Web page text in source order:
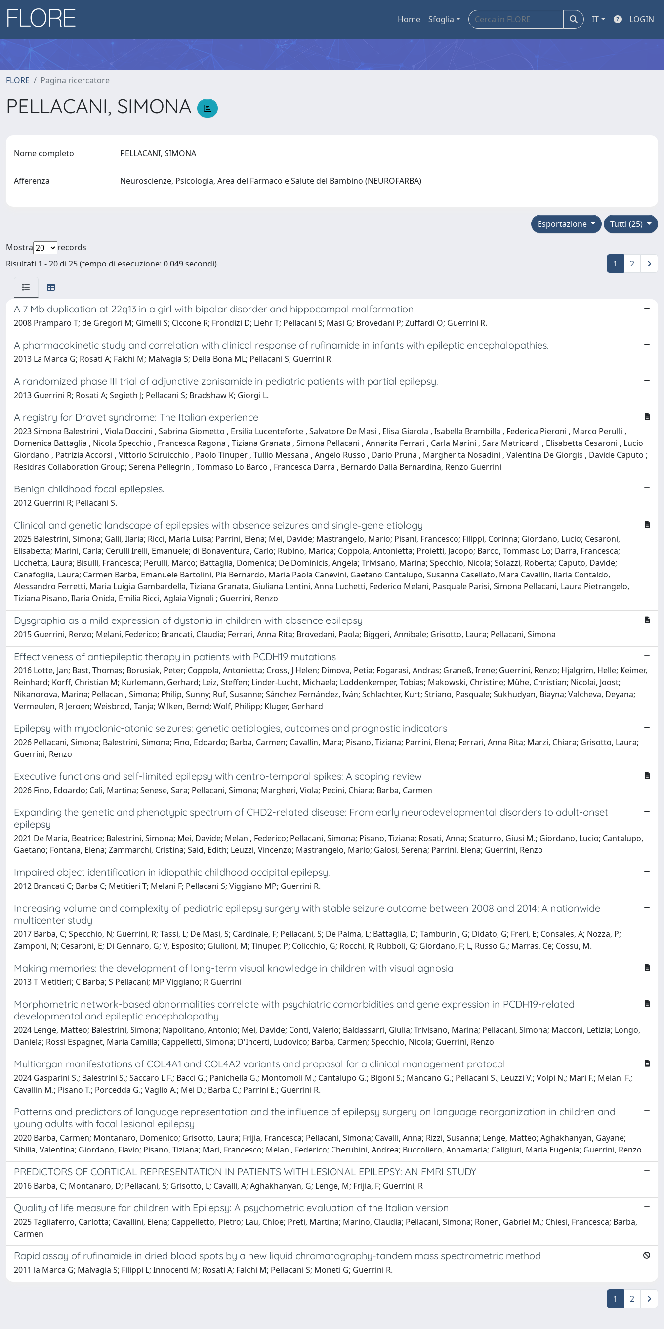
Home Sfoglia IT LOGIN
FLORE Pagina ricercatore
PELLACANI, SIMONA
Nome completo PELLACANI, SIMONA
Afferenza Neuroscienze, Psicologia, Area del Farmaco e Salute del Bambino (NEUROFARBA)
Tutti (25)
Esportazione
Mostra
records
Risultati 1 - 20 di 25 (tempo di esecuzione: 0.049 secondi).
1 2
A 7 Mb duplication at 22q13 in a girl with bipolar disorder and hippocampal malformation.
2008 Pramparo T; de Gregori M; Gimelli S; Ciccone R; Frondizi D; Liehr T; Pellacani S; Masi G; Brovedani P; Zuffardi O; Guerrini R.
A pharmacokinetic study and correlation with clinical response of rufinamide in infants with epileptic encephalopathies.
2013 La Marca G; Rosati A; Falchi M; Malvagia S; Della Bona ML; Pellacani S; Guerrini R.
A randomized phase III trial of adjunctive zonisamide in pediatric patients with partial epilepsy.
2013 Guerrini R; Rosati A; Segieth J; Pellacani S; Bradshaw K; Giorgi L.
A registry for Dravet syndrome: The Italian experience
2023 Simona Balestrini , Viola Doccini , Sabrina Giometto , Ersilia Lucenteforte , Salvatore De Masi , Elisa Giarola , Isabella Brambilla , Federica Pieroni , Marco Perulli ,
Domenica Battaglia , Nicola Specchio , Francesca Ragona , Tiziana Granata , Simona Pellacani , Annarita Ferrari , Carla Marini , Sara Matricardi , Elisabetta Cesaroni , Lucio
Giordano , Patrizia Accorsi , Vittorio Sciruicchio , Paolo Tinuper , Tullio Messana , Angelo Russo , Dario Pruna , Margherita Nosadini , Valentina De Giorgis , Davide Caputo ;
Residras Collaboration Group; Serena Pellegrin , Tommaso Lo Barco , Francesca Darra , Bernardo Dalla Bernardina, Renzo Guerrini
Benign childhood focal epilepsies.
2012 Guerrini R; Pellacani S.
Clinical and genetic landscape of epilepsies with absence seizures and single‐gene etiology
2025 Balestrini, Simona; Galli, Ilaria; Ricci, Maria Luisa; Parrini, Elena; Mei, Davide; Mastrangelo, Mario; Pisani, Francesco; Filippi, Corinna; Giordano, Lucio; Cesaroni,
Elisabetta; Marini, Carla; Cerulli Irelli, Emanuele; di Bonaventura, Carlo; Rubino, Marica; Coppola, Antonietta; Proietti, Jacopo; Barco, Tommaso Lo; Darra, Francesca;
Licchetta, Laura; Bisulli, Francesca; Perulli, Marco; Battaglia, Domenica; De Dominicis, Angela; Trivisano, Marina; Specchio, Nicola; Solazzi, Roberta; Caputo, Davide;
Canafoglia, Laura; Carmen Barba, Emanuele Bartolini, Pia Bernardo, Maria Paola Canevini, Gaetano Cantalupo, Susanna Casellato, Mara Cavallin, Ilaria Contaldo,
Alessandro Ferretti, Maria Luigia Gambardella, Tiziana Granata, Giuliana Lentini, Anna Luchetti, Federico Melani, Pasquale Parisi, Simona Pellacani, Laura Pietrangelo,
Tiziana Pisano, Ilaria Onida, Emilia Ricci, Aglaia Vignoli ; Guerrini, Renzo
Dysgraphia as a mild expression of dystonia in children with absence epilepsy
2015 Guerrini, Renzo; Melani, Federico; Brancati, Claudia; Ferrari, Anna Rita; Brovedani, Paola; Biggeri, Annibale; Grisotto, Laura; Pellacani, Simona
Effectiveness of antiepileptic therapy in patients with PCDH19 mutations
2016 Lotte, Jan; Bast, Thomas; Borusiak, Peter; Coppola, Antonietta; Cross, J Helen; Dimova, Petia; Fogarasi, Andras; Graneß, Irene; Guerrini, Renzo; Hjalgrim, Helle; Keimer,
Reinhard; Korff, Christian M; Kurlemann, Gerhard; Leiz, Steffen; Linder-Lucht, Michaela; Loddenkemper, Tobias; Makowski, Christine; Mühe, Christian; Nicolai, Joost;
Nikanorova, Marina; Pellacani, Simona; Philip, Sunny; Ruf, Susanne; Sánchez Fernández, Iván; Schlachter, Kurt; Striano, Pasquale; Sukhudyan, Biayna; Valcheva, Deyana;
Vermeulen, R Jeroen; Weisbrod, Tanja; Wilken, Bernd; Wolf, Philipp; Kluger, Gerhard
Epilepsy with myoclonic-atonic seizures: genetic aetiologies, outcomes and prognostic indicators
2026 Pellacani, Simona; Balestrini, Simona; Fino, Edoardo; Barba, Carmen; Cavallin, Mara; Pisano, Tiziana; Parrini, Elena; Ferrari, Anna Rita; Marzi, Chiara; Grisotto, Laura;
Guerrini, Renzo
Executive functions and self-limited epilepsy with centro-temporal spikes: A scoping review
2026 Fino, Edoardo; Calì, Martina; Senese, Sara; Pellacani, Simona; Margheri, Viola; Pecini, Chiara; Barba, Carmen
Expanding the genetic and phenotypic spectrum of CHD2-related disease: From early neurodevelopmental disorders to adult-onset
epilepsy
2021 De Maria, Beatrice; Balestrini, Simona; Mei, Davide; Melani, Federico; Pellacani, Simona; Pisano, Tiziana; Rosati, Anna; Scaturro, Giusi M.; Giordano, Lucio; Cantalupo,
Gaetano; Fontana, Elena; Zammarchi, Cristina; Said, Edith; Leuzzi, Vincenzo; Mastrangelo, Mario; Galosi, Serena; Parrini, Elena; Guerrini, Renzo
Impaired object identification in idiopathic childhood occipital epilepsy.
2012 Brancati C; Barba C; Metitieri T; Melani F; Pellacani S; Viggiano MP; Guerrini R.
Increasing volume and complexity of pediatric epilepsy surgery with stable seizure outcome between 2008 and 2014: A nationwide
multicenter study
2017 Barba, C; Specchio, N; Guerrini, R; Tassi, L; De Masi, S; Cardinale, F; Pellacani, S; De Palma, L; Battaglia, D; Tamburini, G; Didato, G; Freri, E; Consales, A; Nozza, P;
Zamponi, N; Cesaroni, E; Di Gennaro, G; V, Esposito; Giulioni, M; Tinuper, P; Colicchio, G; Rocchi, R; Rubboli, G; Giordano, F; L, Russo G.; Marras, Ce; Cossu, M.
Making memories: the development of long-term visual knowledge in children with visual agnosia
2013 T Metitieri; C Barba; S Pellacani; MP Viggiano; R Guerrini
Morphometric network-based abnormalities correlate with psychiatric comorbidities and gene expression in PCDH19-related
developmental and epileptic encephalopathy
2024 Lenge, Matteo; Balestrini, Simona; Napolitano, Antonio; Mei, Davide; Conti, Valerio; Baldassarri, Giulia; Trivisano, Marina; Pellacani, Simona; Macconi, Letizia; Longo,
Daniela; Rossi Espagnet, Maria Camilla; Cappelletti, Simona; D'Incerti, Ludovico; Barba, Carmen; Specchio, Nicola; Guerrini, Renzo
Multiorgan manifestations of COL4A1 and COL4A2 variants and proposal for a clinical management protocol
2024 Gasparini S.; Balestrini S.; Saccaro L.F.; Bacci G.; Panichella G.; Montomoli M.; Cantalupo G.; Bigoni S.; Mancano G.; Pellacani S.; Leuzzi V.; Volpi N.; Mari F.; Melani F.;
Cavallin M.; Pisano T.; Porcedda G.; Vaglio A.; Mei D.; Barba C.; Parrini E.; Guerrini R.
Patterns and predictors of language representation and the influence of epilepsy surgery on language reorganization in children and
young adults with focal lesional epilepsy
2020 Barba, Carmen; Montanaro, Domenico; Grisotto, Laura; Frijia, Francesca; Pellacani, Simona; Cavalli, Anna; Rizzi, Susanna; Lenge, Matteo; Aghakhanyan, Gayane;
Sibilia, Valentina; Giordano, Flavio; Pisano, Tiziana; Mari, Francesco; Melani, Federico; Cherubini, Andrea; Buccoliero, Annamaria; Caligiuri, Maria Eugenia; Guerrini, Renzo
PREDICTORS OF CORTICAL REPRESENTATION IN PATIENTS WITH LESIONAL EPILEPSY: AN FMRI STUDY
2016 Barba, C; Montanaro, D; Pellacani, S; Grisotto, L; Cavalli, A; Aghakhanyan, G; Lenge, M; Frijia, F; Guerrini, R
Quality of life measure for children with Epilepsy: A psychometric evaluation of the Italian version
2025 Tagliaferro, Carlotta; Cavallini, Elena; Cappelletto, Pietro; Lau, Chloe; Preti, Martina; Marino, Claudia; Pellacani, Simona; Ronen, Gabriel M.; Chiesi, Francesca; Barba,
Carmen
Rapid assay of rufinamide in dried blood spots by a new liquid chromatography-tandem mass spectrometric method
2011 la Marca G; Malvagia S; Filippi L; Innocenti M; Rosati A; Falchi M; Pellacani S; Moneti G; Guerrini R.
1 2